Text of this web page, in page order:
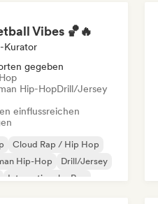
Vibes 🏀🔥
Kurator
gegeben
Hip-HopDrill/Jersey
einflussreichen
Cloud Rap / Hip Hop
Hip-Hop
Drill/Jersey
Internationaler Rap